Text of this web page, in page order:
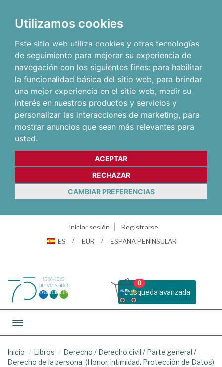
Utilizamos cookies
Este sitio web utiliza cookies y otras tecnologías
de seguimiento para mejorar su experiencia de
navegación con los siguientes fines: para habilitar
la funcionalidad básica del sitio web, para brindar
una mejor experiencia en el sitio web, medir su
interés en nuestros productos y servicios y
personalizar las interacciones de marketing, para
mostrar anuncios que sean más relevantes para
usted.
ACEPTAR
RECHAZAR
CAMBIAR PREFERENCIAS
Iniciar sesión
Registrarse
ES
EUR ESPAÑA PENINSULAR
Busqueda avanzada
0
Toggle navigation
Inicio Libros Derecho / Derecho civil / Parte general /
Derecho de la persona. (Honor, intimidad. Protección de Datos)